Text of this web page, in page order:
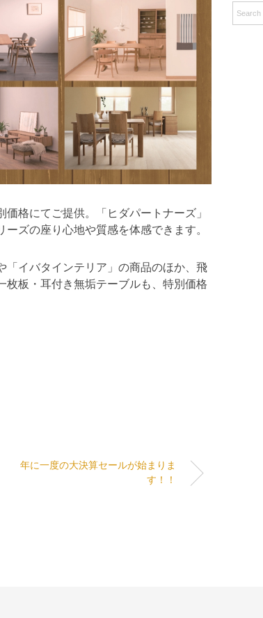
格にてご提供。「ヒダパートナーズ」
ズの座り心地や質感を体感できます。
「イバタインテリア」の商品のほか、飛
板・耳付き無垢テーブルも、特別価格
年に一度の大決算セールが始まりま
す！！
記
事